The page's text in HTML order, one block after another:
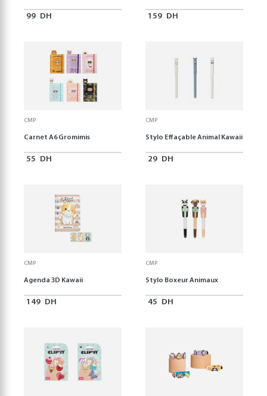
99 DH 159 DH
CMP
Carnet A6 Gromimis
55 DH
CMP
Stylo Effaçable Animal Kawaii
29 DH
CMP
Agenda 3D Kawaii
149 DH
CMP
Stylo Boxeur Animaux
45 DH